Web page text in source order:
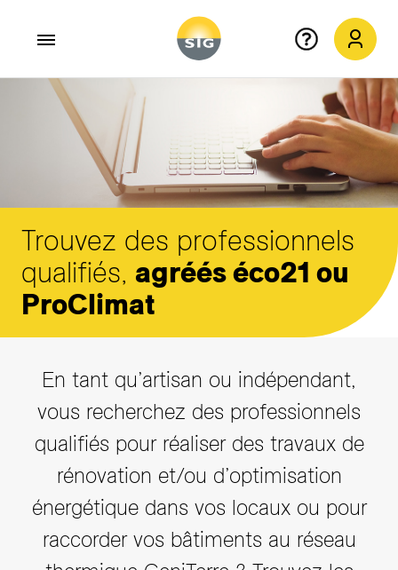
Aller au contenu principal
Trouvez des professionnels
qualifiés, agréés éco21 ou
ProClimat
En tant qu’artisan ou indépendant,
vous recherchez des professionnels
qualifiés pour réaliser des travaux de
rénovation et/ou d’optimisation
énergétique dans vos locaux ou pour
raccorder vos bâtiments au réseau